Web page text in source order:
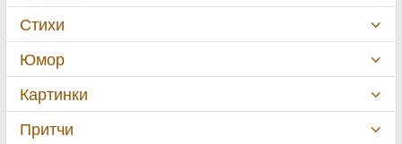
Стихи
Юмор
Картинки
Притчи